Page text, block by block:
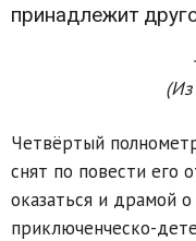
принадлежит
Четвёртый
снят по повести его
оказаться и драмой
приключенческо-